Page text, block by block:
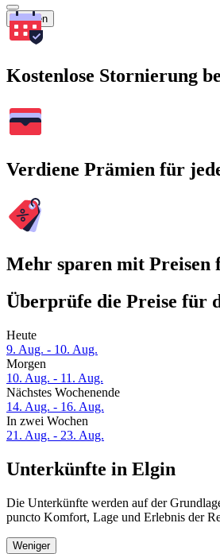
Suchen
Kostenlose Stornierung
Verdiene Prämien für
Mehr sparen mit
Überprüfe die Preise für
Heute
9. Aug. - 10. Aug.
Morgen
10. Aug. - 11. Aug.
Nächstes Wochenende
14. Aug. - 16. Aug.
In zwei Wochen
21. Aug. - 23. Aug.
Unterkünfte in Elgin
Die Unterkünfte werden auf der
puncto Komfort, Lage und Erlebnis der
Weniger